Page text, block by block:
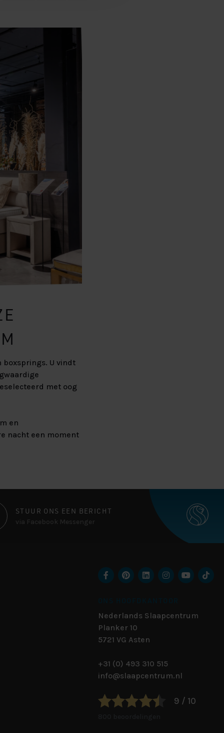
U vindt
met oog
en
nacht een moment
STUUR ONS EEN BERICHT
via Facebook Messenger
Nederlands Slaapcentrum
Planker 10
5721 VG Asten
+31 (0) 493 310 515
info@slaapcentrum.nl
9 / 10